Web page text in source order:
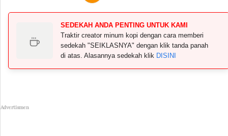
SEDEKAH ANDA PENTING UNTUK KAMI
Traktir creator minum kopi dengan cara memberi
sedekah "SEIKLASNYA" dengan klik tanda panah
di atas. Alasannya sedekah klik DISINI
Advertismen